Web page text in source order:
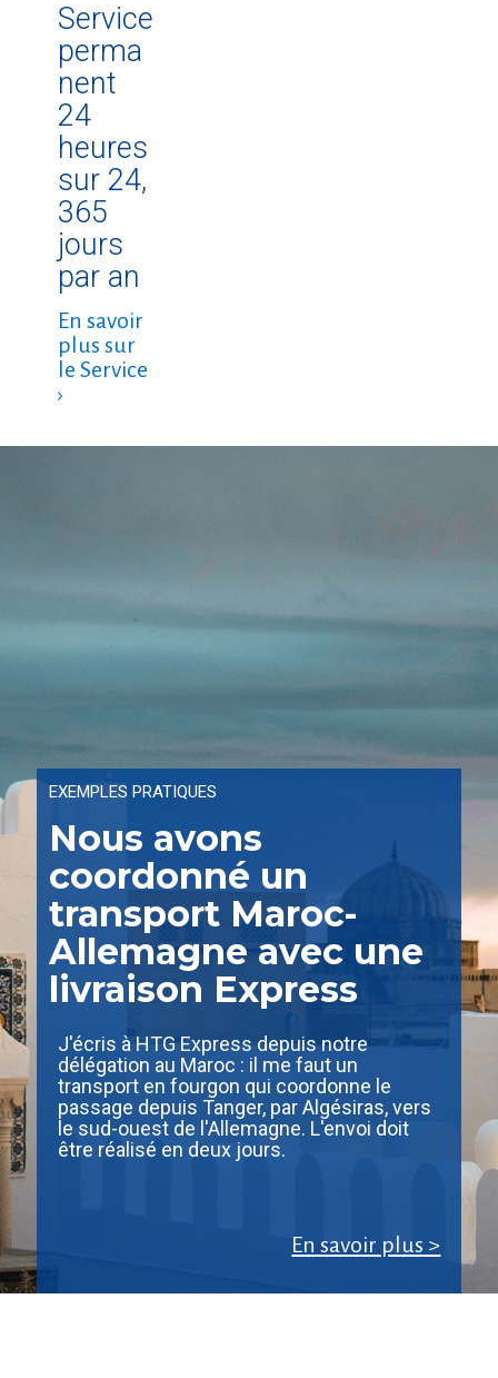
Service
perma
nent
24
heures
sur 24,
365
jours
par an
En savoir
plus sur
le Service
›
EXEMPLES PRATIQUES
Nous avons
coordonné un
transport Maroc-
Allemagne avec une
livraison Express
J'écris à HTG Express depuis notre
délégation au Maroc : il me faut un
transport en fourgon qui coordonne le
passage depuis Tanger, par Algésiras, vers
le sud-ouest de l'Allemagne. L'envoi doit
être réalisé en deux jours.
En savoir plus >